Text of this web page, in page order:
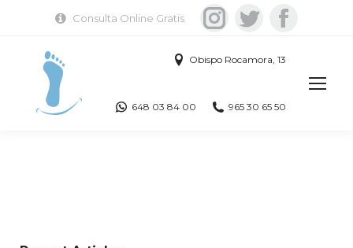
Consulta Online Gratis InstagramTwitter
Obispo Rocamora, 13
648 03 84 00 965 30 65 50